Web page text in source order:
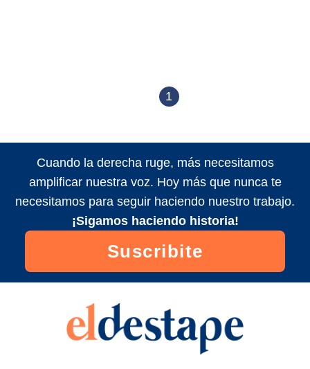
1
Cuando la derecha ruge, más necesitamos
amplificar nuestra voz. Hoy más que nunca te
necesitamos para seguir haciendo nuestro trabajo.
¡Sigamos haciendo historia!
Suscribite